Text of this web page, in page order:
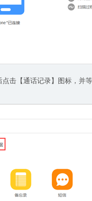
击【通话记录】图标，并